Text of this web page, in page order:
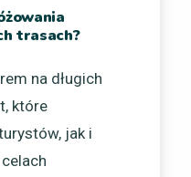
trasach?
na długich
które
jak i